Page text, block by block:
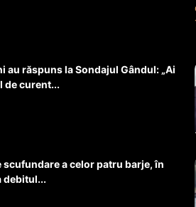
au răspuns la Sondajul Gândul: „Ai
de curent...
a celor patru barje, în
debitul...